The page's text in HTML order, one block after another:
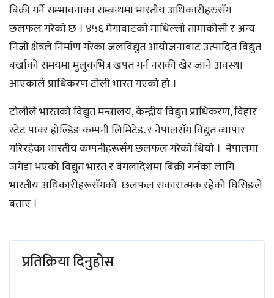
बिक्री गर्ने सम्भावनाका सम्बन्धमा भारतीय अधिकारीहरुसँग
छलफल गरेको छ । ४५६ मेगावाटको माथिल्लो तामाकोसी र अन्य
निजी क्षेत्रले निर्माण गरेका जलविद्युत आयोजनाबाट उत्पादित विद्युत
बर्खाको समयमा मुलुकभित्र खपत गर्न नसकी खेर जाने अवस्था
आएकाले प्राधिकरण टोली भारत गएको हो ।
टोलीले भारतको विद्युत मन्त्रालय, केन्द्रीय विद्युत प्राधिकरण, विहार
स्टेट पावर होल्डिङ कम्पनी लिमिटेड. र नेपालसँग विद्युत व्यापार
गरिरहेका भारतीय कम्पनीहरूसँग छलफल गरेको थियो । नेपालमा
जगेडा भएको विद्युत भारत र बंगलादेशमा बिक्री गर्नका लागि
भारतीय अधिकारीहरूसँगको छलफल सकारात्मक रहेको घिसिङले
बताए ।
प्रतिक्रिया दिनुहोस